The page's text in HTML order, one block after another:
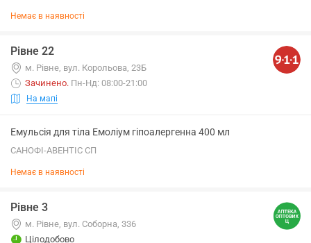
Немає в наявності
Рівне 22
м. Рівне, вул. Корольова, 23Б
Зачинено. Пн-Нд: 08:00-21:00
На мапі
Емульсія для тіла Емоліум гіпоалергенна 400 мл
САНОФІ-АВЕНТІС СП
Немає в наявності
Рівне 3
м. Рівне, вул. Соборна, 336
Цілодобово